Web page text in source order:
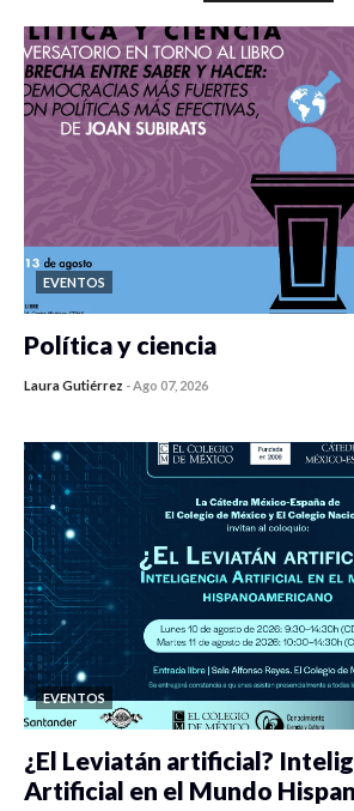
EVENTOS
Política y ciencia
Laura Gutiérrez -Ago 07, 2026
EVENTOS
¿El Leviatán artificial?
Artificial en el Mundo